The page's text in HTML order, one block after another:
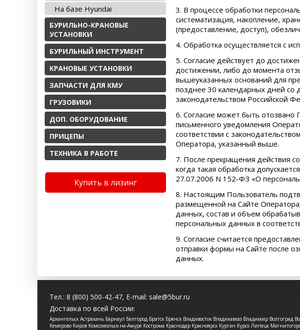
На базе Hyundai
БУРИЛЬНО-КРАНОВЫЕ
УСТАНОВКИ
БУРИЛЬНЫЙ ИНСТРУМЕНТ
КРАНОВЫЕ УСТАНОВКИ
ЗАПЧАСТИ ДЛЯ КМУ
ГРУЗОВИКИ
ДОП. ОБОРУДОВАНИЕ
ПРИЦЕПЫ
ТЕХНИКА В РАБОТЕ
Купить в лизинг
3. В процессе обработки
систематизация, накопление,
(предоставление, доступ),
4. Обработка осуществляется с
5. Согласие действует до
достижении, либо до момента
вышеуказанных оснований для
позднее 30 календарных дней со
законодательством Российской
6. Согласие может быть отозвано
письменного уведомления
соответствии с
Оператора, указанный выше.
7. После прекращения действия
когда такая обработка
27.07.2006 N 152-ФЗ «О
8. Настоящим Пользователь
размещенной на Сайте
данных, состав и объем
персональных данных в
9. Согласие считается
отправки формы на Сайте после
данных.
Тел.: 8 (800) 500-42-47, E-mail: sale@5bur.ru
Доставка по всей России:
Архангельск Астрахань Барнаул Белгород Братск Брянск Владивосток Владикавказ Владимир
Кемерово Киров Комсомольск-на-Амуре Кострома Краснодар Красноярск Курган Курск Липецк